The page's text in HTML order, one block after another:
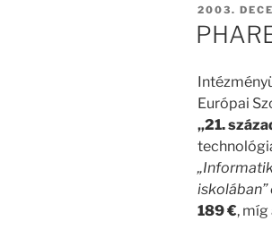
BEKÜLDVE:
2003.
Európai
„21.
189 €, míg